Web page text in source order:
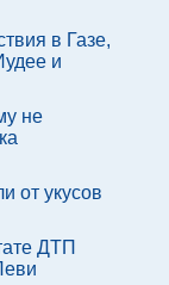
в Газе,
и
не
от укусов
ДТП